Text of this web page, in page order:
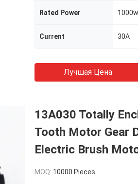
Rated Power 1000w
Current 30A
Лучшая Цена
13A030 Totally
Tooth Motor Gear
Electric Brush
MOQ: 10000 Pieces